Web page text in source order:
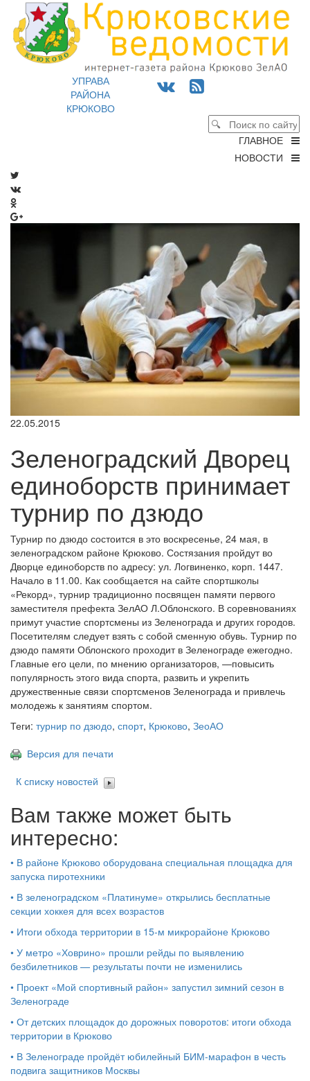
УПРАВА
РАЙОНА
КРЮКОВО
ГЛАВНОЕ
НОВОСТИ
22.05.2015
Зеленоградский Дворец
единоборств принимает
турнир по дзюдо
Турнир по дзюдо состоится в это воскресенье, 24 мая, в
зеленоградском районе Крюково. Состязания пройдут во
Дворце единоборств по адресу: ул. Логвиненко, корп. 1447.
Начало в 11.00. Как сообщается на сайте спортшколы
«Рекорд», турнир традиционно посвящен памяти первого
заместителя префекта ЗелАО Л.Облонского. В соревнованиях
примут участие спортсмены из Зеленограда и других городов.
Посетителям следует взять с собой сменную обувь. Турнир по
дзюдо памяти Облонского проходит в Зеленограде ежегодно.
Главные его цели, по мнению организаторов, —повысить
популярность этого вида спорта, развить и укрепить
дружественные связи спортсменов Зеленограда и привлечь
молодежь к занятиям спортом.
Теги: турнир по дзюдо, спорт, Крюково, ЗеоАО
Версия для печати
К списку новостей
Вам также может быть
интересно:
• В районе Крюково оборудована специальная площадка для
запуска пиротехники
• В зеленоградском «Платинуме» открылись бесплатные
секции хоккея для всех возрастов
• Итоги обхода территории в 15‑м микрорайоне Крюково
• У метро «Ховрино» прошли рейды по выявлению
безбилетников — результаты почти не изменились
• Проект «Мой спортивный район» запустил зимний сезон в
Зеленограде
• От детских площадок до дорожных поворотов: итоги обхода
территории в Крюково
• В Зеленограде пройдёт юбилейный БИМ‑марафон в честь
подвига защитников Москвы